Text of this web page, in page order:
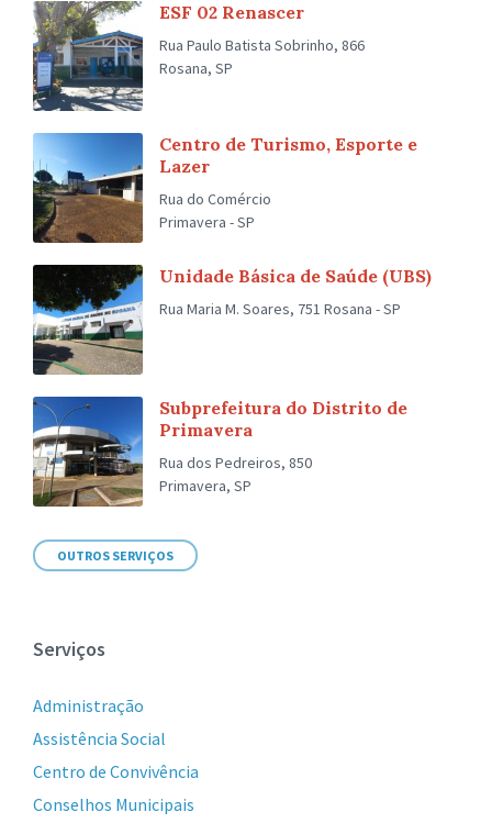
ESF 02 Renascer
Rua Paulo Batista Sobrinho, 866
Rosana, SP
Centro de Turismo, Esporte e
Lazer
Rua do Comércio
Primavera - SP
Unidade Básica de Saúde (UBS)
Rua Maria M. Soares, 751 Rosana - SP
Subprefeitura do Distrito de
Primavera
Rua dos Pedreiros, 850
Primavera, SP
OUTROS SERVIÇOS
Serviços
Administração
Assistência Social
Centro de Convivência
Conselhos Municipais